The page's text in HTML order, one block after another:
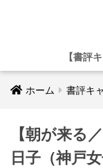
【書評
ホーム 書評キ
【朝が来る
日子（神戸